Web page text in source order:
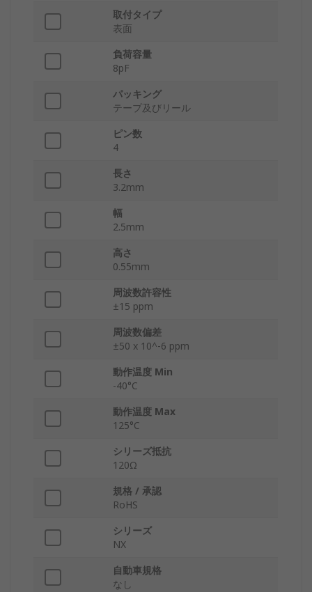
取付タイプ
表面
負荷容量
8pF
パッキング
テープ及びリール
ピン数
4
長さ
3.2mm
幅
2.5mm
高さ
0.55mm
周波数許容性
±15 ppm
周波数偏差
±50 x 10^-6 ppm
動作温度 Min
-40°C
動作温度 Max
125°C
シリーズ抵抗
120Ω
規格 / 承認
RoHS
シリーズ
NX
自動車規格
なし